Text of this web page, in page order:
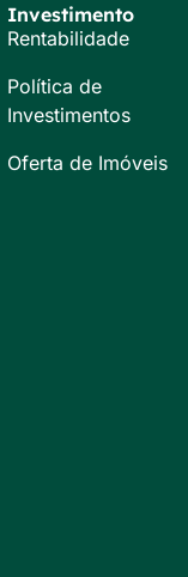
Investimento
Rentabilidade
Política de
Investimentos
Oferta de Imóveis